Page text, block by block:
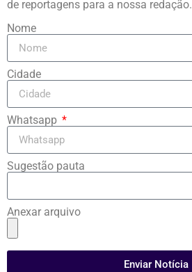
de reportagens para a nossa redação.
Nome
Cidade
Whatsapp
Sugestão pauta
Anexar arquivo
Enviar Notícia